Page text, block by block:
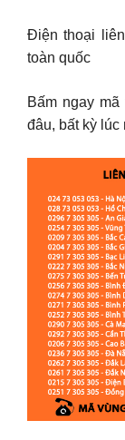
Điện thoại
toàn quốc
Bấm ngay
đâu, bất kỳ lúc